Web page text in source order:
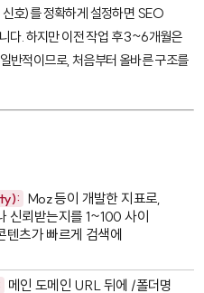
호)를 정확하게 설정하면 SEO
. 하지만 이전 작업 후 3~6개월은
반적이므로, 처음부터 올바른 구조를
Moz 등이 개발한 지표로,
신뢰받는지를 1~100 사이
텐츠가 빠르게 검색에
메인 도메인 URL 뒤에 /폴더명